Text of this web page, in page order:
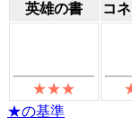
英雄の書 コ
★の基準